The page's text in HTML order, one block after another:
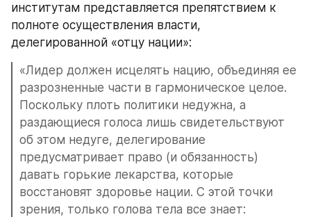
институтам представляется препятствием к
полноте осуществления власти,
делегированной «отцу нации»:
«Лидер должен исцелять нацию, объединяя ее
разрозненные части в гармоническое целое.
Поскольку плоть политики недужна, а
раздающиеся голоса лишь свидетельствуют
об этом недуге, делегирование
предусматривает право (и обязанность)
давать горькие лекарства, которые
восстановят здоровье нации. С этой точки
зрения, только голова тела все знает: